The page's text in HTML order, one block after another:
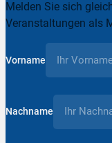
Melden Sie sich
Veranstaltungen als
Vorname
Nachname